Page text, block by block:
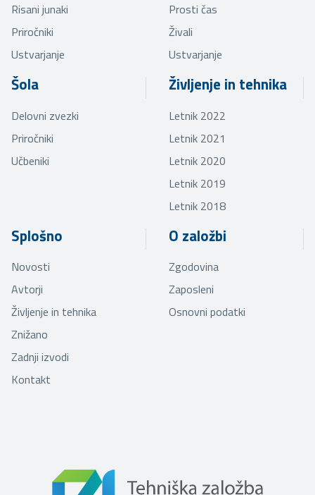
Risani junaki
Priročniki
Ustvarjanje
Prosti čas
Živali
Ustvarjanje
Šola
Delovni zvezki
Priročniki
Učbeniki
Življenje in tehnika
Letnik 2022
Letnik 2021
Letnik 2020
Letnik 2019
Letnik 2018
Splošno
Novosti
Avtorji
Življenje in tehnika
Znižano
Zadnji izvodi
Kontakt
O založbi
Zgodovina
Zaposleni
Osnovni podatki